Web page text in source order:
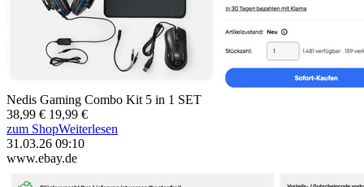
Nedis Gaming Combo Kit 5 in 1 SET
38,99 € 19,99 €
zum ShopWeiterlesen
31.03.26 09:10
www.ebay.de